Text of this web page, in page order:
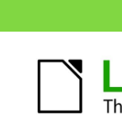
al